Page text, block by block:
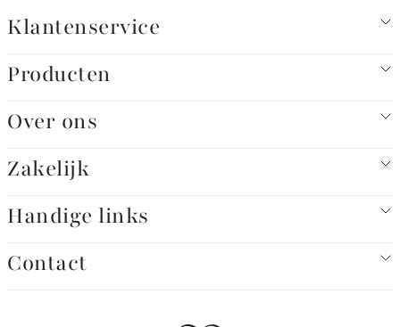
Klantenservice
Producten
Over ons
Zakelijk
Handige links
Contact